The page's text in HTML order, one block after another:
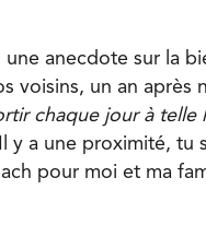
anecdote sur la
voisins, un an après
chaque jour à telle
y a une proximité, tu
pour moi et ma